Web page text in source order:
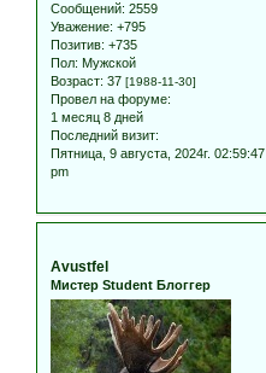
Сообщений: 2559
Уважение: +795
Позитив: +735
Пол: Мужской
Возраст: 37 [1988-11-30]
Провел на форуме:
1 месяц 8 дней
Последний визит:
Пятница, 9 августа, 2024г. 02:59:47
pm
Avustfel
Мистер Student Блоггер